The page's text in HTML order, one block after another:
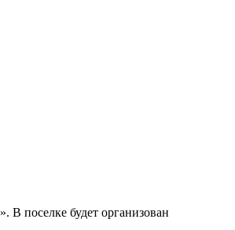
поселке будет организован